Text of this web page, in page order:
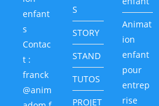
enfant
s
Contac
t :
franck
@anim
S
STORY
STAND
TUTOS
PROJET
Animat
ion
enfant
pour
entrep
rise